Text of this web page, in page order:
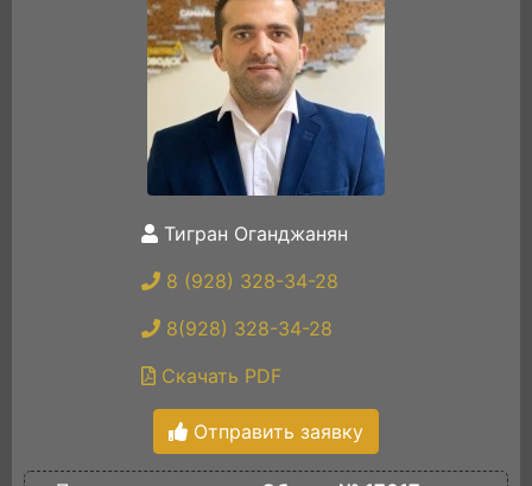
Тигран Оганджанян
8 (928) 328-34-28
8(928) 328-34-28
Скачать PDF
Отправить заявку